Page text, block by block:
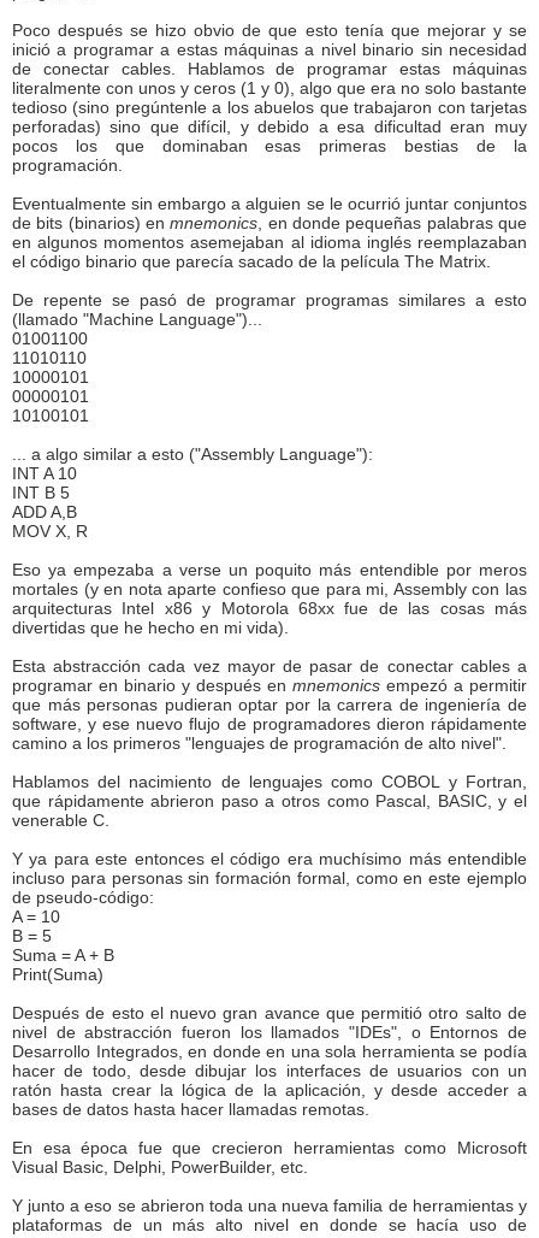
Poco después se hizo obvio de que esto tenía que mejorar y se
inició a programar a estas máquinas a nivel binario sin necesidad
de conectar cables. Hablamos de programar estas máquinas
literalmente con unos y ceros (1 y 0), algo que era no solo bastante
tedioso (sino pregúntenle a los abuelos que trabajaron con tarjetas
perforadas) sino que difícil, y debido a esa dificultad eran muy
pocos los que dominaban esas primeras bestias de la
programación.
Eventualmente sin embargo a alguien se le ocurrió juntar conjuntos
de bits (binarios) enmnemonics , en donde pequeñas palabras que
en algunos momentos asemejaban al idioma inglés reemplazaban
el código binario que parecía sacado de la película The Matrix.
De repente se pasó de programar programas similares a esto
(llamado "Machine Language")...
01001100
11010110
10000101
00000101
10100101
... a algo similar a esto ("Assembly Language"):
INT A 10
INT B 5
ADD A,B
MOV X, R
Eso ya empezaba a verse un poquito más entendible por meros
mortales (y en nota aparte confieso que para mi, Assembly con las
arquitecturas Intel x86 y Motorola 68xx fue de las cosas más
divertidas que he hecho en mi vida).
Esta abstracción cada vez mayor de pasar de conectar cables a
programar en binario y después en mnemonics empezó a permitir
que más personas pudieran optar por la carrera de ingeniería de
software, y ese nuevo flujo de programadores dieron rápidamente
camino a los primeros "lenguajes de programación de alto nivel".
Hablamos del nacimiento de lenguajes como COBOL y Fortran,
que rápidamente abrieron paso a otros como Pascal, BASIC, y el
venerable C.
Y ya para este entonces el código era muchísimo más entendible
incluso para personas sin formación formal, como en este ejemplo
de pseudo-código:
A = 10
B = 5
Suma = A + B
Print(Suma)
Después de esto el nuevo gran avance que permitió otro salto de
nivel de abstracción fueron los llamados "IDEs", o Entornos de
Desarrollo Integrados, en donde en una sola herramienta se podía
hacer de todo, desde dibujar los interfaces de usuarios con un
ratón hasta crear la lógica de la aplicación, y desde acceder a
bases de datos hasta hacer llamadas remotas.
En esa época fue que crecieron herramientas como Microsoft
Visual Basic, Delphi, PowerBuilder, etc.
Y junto a eso se abrieron toda una nueva familia de herramientas y
plataformas de un más alto nivel en donde se hacía uso de